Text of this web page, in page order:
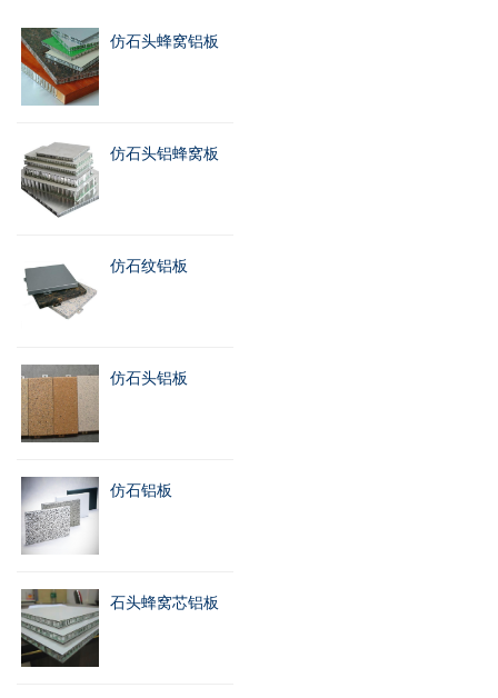
仿石头蜂窝铝板
仿石头铝蜂窝板
仿石纹铝板
仿石头铝板
仿石铝板
石头蜂窝芯铝板